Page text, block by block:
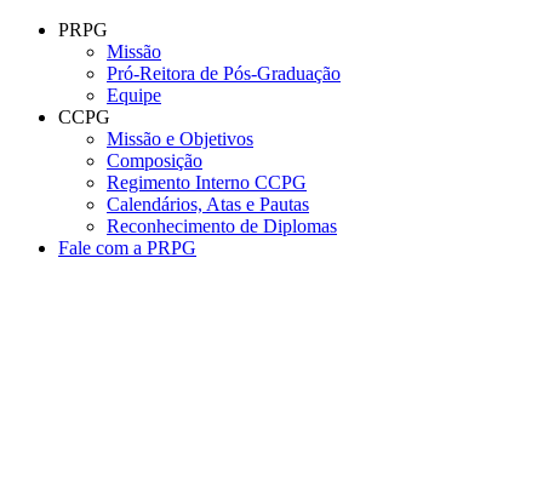
Conteúdo principal
PRPG
Missão
Pró-Reitora de Pós-Graduação
Equipe
CCPG
Missão e Objetivos
Composição
Regimento Interno CCPG
Calendários, Atas e Pautas
Reconhecimento de Diplomas
Fale com a PRPG